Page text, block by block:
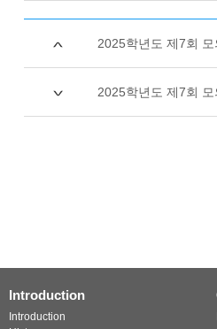
2025학년도 제7회
2025학년도 제7회
Introduction
Introduction